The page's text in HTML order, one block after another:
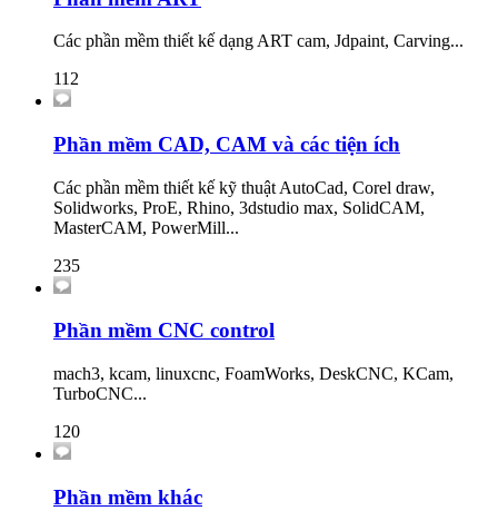
Các phần mềm thiết kế dạng ART cam, Jdpaint, Carving...
112
Phần mềm CAD, CAM và các tiện ích
Các phần mềm thiết kế kỹ thuật AutoCad, Corel draw,
Solidworks, ProE, Rhino, 3dstudio max, SolidCAM,
MasterCAM, PowerMill...
235
Phần mềm CNC control
mach3, kcam, linuxcnc, FoamWorks, DeskCNC, KCam,
TurboCNC...
120
Phần mềm khác